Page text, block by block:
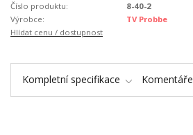
Číslo produktu:
8-40-2
Výrobce:
TV Probbe
Hlídat cenu / dostupnost
Kompletní specifikace Komentáře